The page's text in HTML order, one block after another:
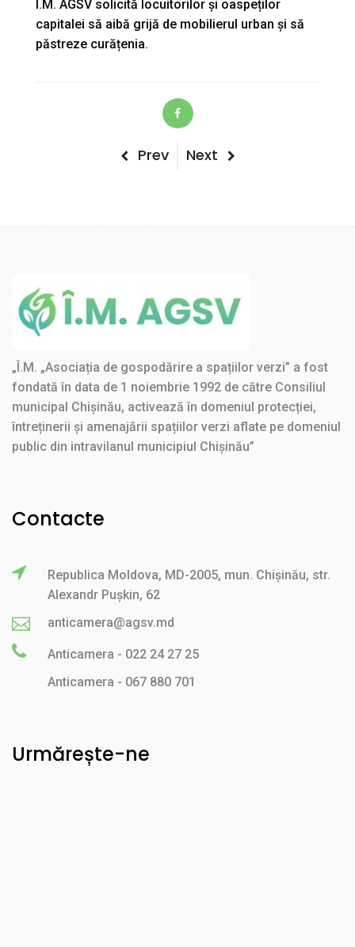
Î.M. AGSV solicită locuitorilor și oaspeților
capitalei să aibă grijă de mobilierul urban și să
păstreze curățenia.
Previous
Prev
Next
Next
„Î.M. „Asociația de gospodărire a spațiilor verzi” a fost
fondată în data de 1 noiembrie 1992 de către Consiliul
municipal Chișinău, activează în domeniul protecției,
întreținerii și amenajării spațiilor verzi aflate pe domeniul
public din intravilanul municipiul Chișinău”
Contacte
Republica Moldova, MD-2005, mun. Chișinău, str.
Alexandr Pușkin, 62
anticamera@agsv.md
Anticamera - 022 24 27 25
Anticamera - 067 880 701
Urmărește-ne